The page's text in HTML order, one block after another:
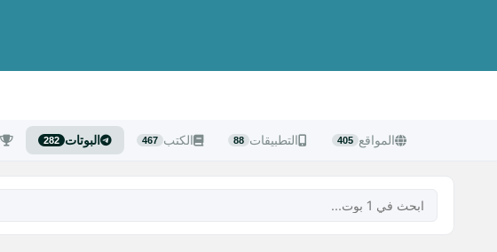
المواقع 405 التطبيقات 88 الكتب 467 البوتات 282